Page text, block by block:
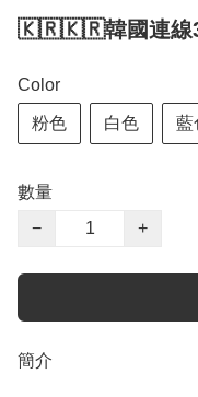
🇰🇷🇰🇷韓國連線
Color
粉色 白色 藍
數量
−
+
簡介